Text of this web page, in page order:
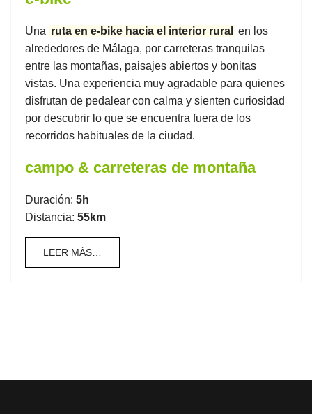
Una ruta en e-bike hacia el interior rural
en los
alrededores de Málaga, por carreteras tranquilas
entre las montañas, paisajes abiertos y bonitas
vistas. Una experiencia muy agradable para quienes
disfrutan de pedalear con calma y sienten curiosidad
por descubrir lo que se encuentra fuera de los
recorridos habituales de la ciudad.
campo & carreteras de montaña
Duración: 5h
Distancia: 55km
LEER MÁS…